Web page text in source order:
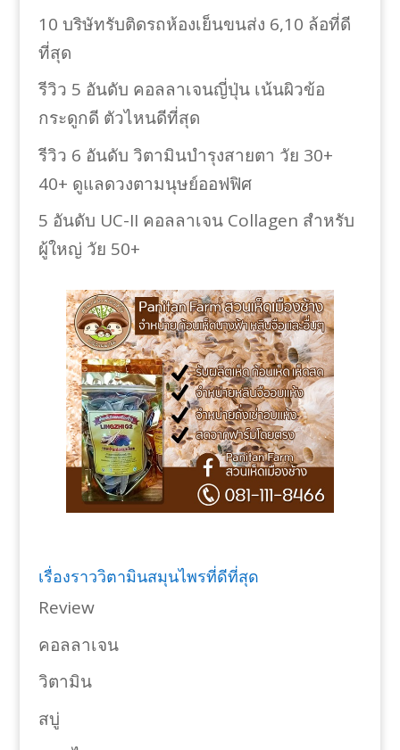
10 บริษัทรับติดรถห้องเย็นขนส่ง 6,10 ล้อที่ดี
ที่สุด
รีวิว 5 อันดับ คอลลาเจนญี่ปุ่น เน้นผิวข้อ
กระดูกดี ตัวไหนดีที่สุด
รีวิว 6 อันดับ วิตามินบำรุงสายตา วัย 30+
40+ ดูแลดวงตามนุษย์ออฟฟิศ
5 อันดับ UC-II คอลลาเจน Collagen สำหรับ
ผู้ใหญ่ วัย 50+
เรื่องราววิตามินสมุนไพรที่ดีที่สุด
Review
คอลลาเจน
วิตามิน
สบู่